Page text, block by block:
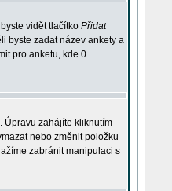
vidět tlačítko Přidat
byste zadat název ankety a
pro anketu, kde 0
Úpravu zahájíte kliknutím
nebo změnit položku
zabránit manipulaci s